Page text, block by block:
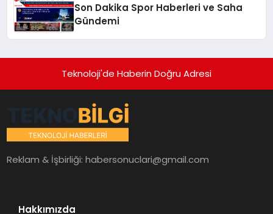
Son Dakika Spor Haberleri ve Saha
Gündemi
Teknoloji'de Haberin Doğru Adresi
Reklam & İşbirliği:habersonuclari@gmail.com
Hakkımızda